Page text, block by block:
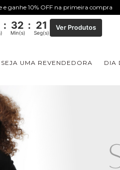
e ganhe 10% OFF na primeira compra
: 32 : 20
Min(s) Seg(s)
Ver Produtos
SEJA UMA REVENDEDORA DIA